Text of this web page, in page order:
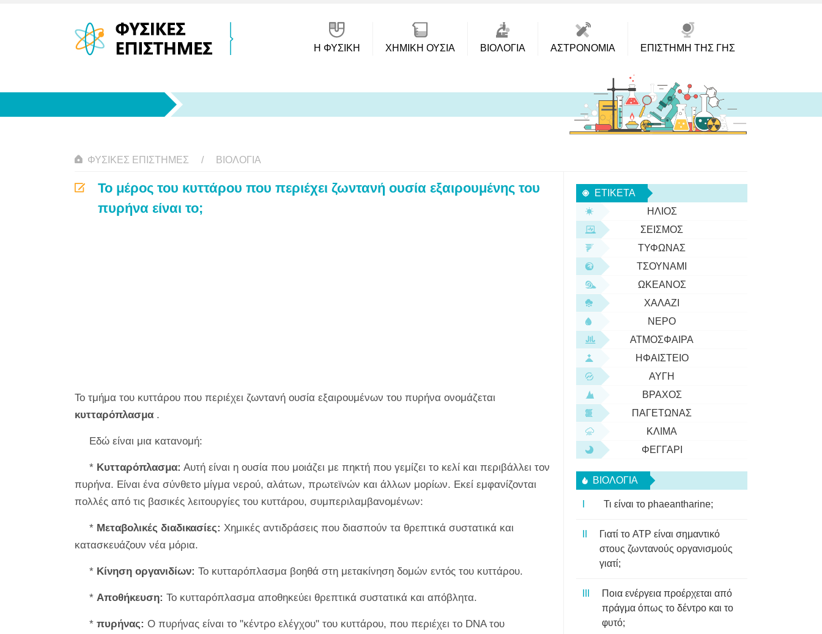
Η ΦΥΣΙΚΗ ΧΗΜΙΚΉ ΟΥΣΊΑ ΒΙΟΛΟΓΊΑ ΑΣΤΡΟΝΟΜΊΑ ΕΠΙΣΤΉΜΗ ΤΗΣ ΓΗΣ
ΦΥΣΙΚΈΣ ΕΠΙΣΤΉΜΕΣ ΒΙΟΛΟΓΊΑ
Το μέρος του κυττάρου που περιέχει ζωντανή ουσία εξαιρουμένης του
πυρήνα είναι το;
Το τμήμα του κυττάρου που περιέχει ζωντανή ουσία εξαιρουμένων του πυρήνα ονομάζεται
κυτταρόπλασμα .
Εδώ είναι μια κατανομή:
* Κυτταρόπλασμα: Αυτή είναι η ουσία που μοιάζει με πηκτή που γεμίζει το κελί και περιβάλλει τον
πυρήνα. Είναι ένα σύνθετο μίγμα νερού, αλάτων, πρωτεϊνών και άλλων μορίων. Εκεί εμφανίζονται
πολλές από τις βασικές λειτουργίες του κυττάρου, συμπεριλαμβανομένων:
* Μεταβολικές διαδικασίες: Χημικές αντιδράσεις που διασπούν τα θρεπτικά συστατικά και
κατασκευάζουν νέα μόρια.
* Κίνηση οργανιδίων: Το κυτταρόπλασμα βοηθά στη μετακίνηση δομών εντός του κυττάρου.
* Αποθήκευση: Το κυτταρόπλασμα αποθηκεύει θρεπτικά συστατικά και απόβλητα.
* πυρήνας: Ο πυρήνας είναι το "κέντρο ελέγχου" του κυττάρου, που περιέχει το DNA του
ΕΤΙΚΈΤΑ
ΉΛΙΟΣ
ΣΕΙΣΜΌΣ
ΤΥΦΏΝΑΣ
ΤΣΟΥΝΆΜΙ
ΩΚΕΑΝΌΣ
ΧΑΛΆΖΙ
ΝΕΡΌ
ΑΤΜΌΣΦΑΙΡΑ
ΗΦΑΊΣΤΕΙΟ
ΑΥΓΉ
ΒΡΆΧΟΣ
ΠΑΓΕΤΏΝΑΣ
ΚΛΊΜΑ
ΦΕΓΓΆΡΙ
ΒΙΟΛΟΓΊΑ
Τι είναι το phaeantharine;
Γιατί το ATP είναι σημαντικό
στους ζωντανούς οργανισμούς
γιατί;
Ποια ενέργεια προέρχεται από
πράγμα όπως το δέντρο και το
φυτό;